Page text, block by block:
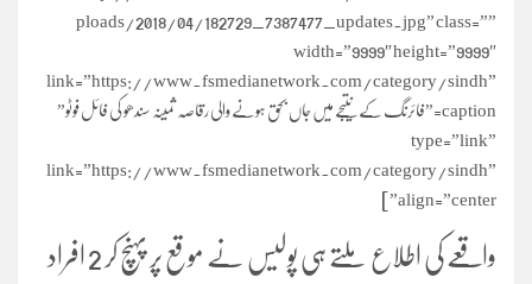
ploads/2018/04/182729_7387477_updates.jpg” class=””
width=”9999″ height=”9999″
link=”https://www.fsmedianetwork.com/category/sindh”
caption=”فائرنگ کے نتیجے میں جاں بحق ہونے والی رقاصہ ثمینہ سندھو کی فائل فوٹو”
type=”link”
link=”https://www.fsmedianetwork.com/category/sindh”
align=”center” ]
واقعے کی اطلاع ملتے ہی پولیس نے موقع پر پہنچ کر 2 افراد